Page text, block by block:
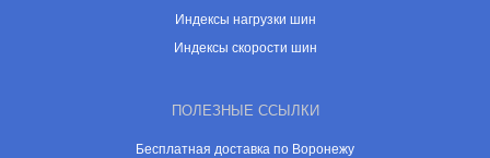
Индексы нагрузки шин
Индексы скорости шин
ПОЛЕЗНЫЕ ССЫЛКИ
Бесплатная доставка по Воронежу